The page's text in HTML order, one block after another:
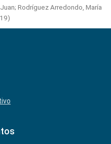
; Rodríguez Arredondo, María
)